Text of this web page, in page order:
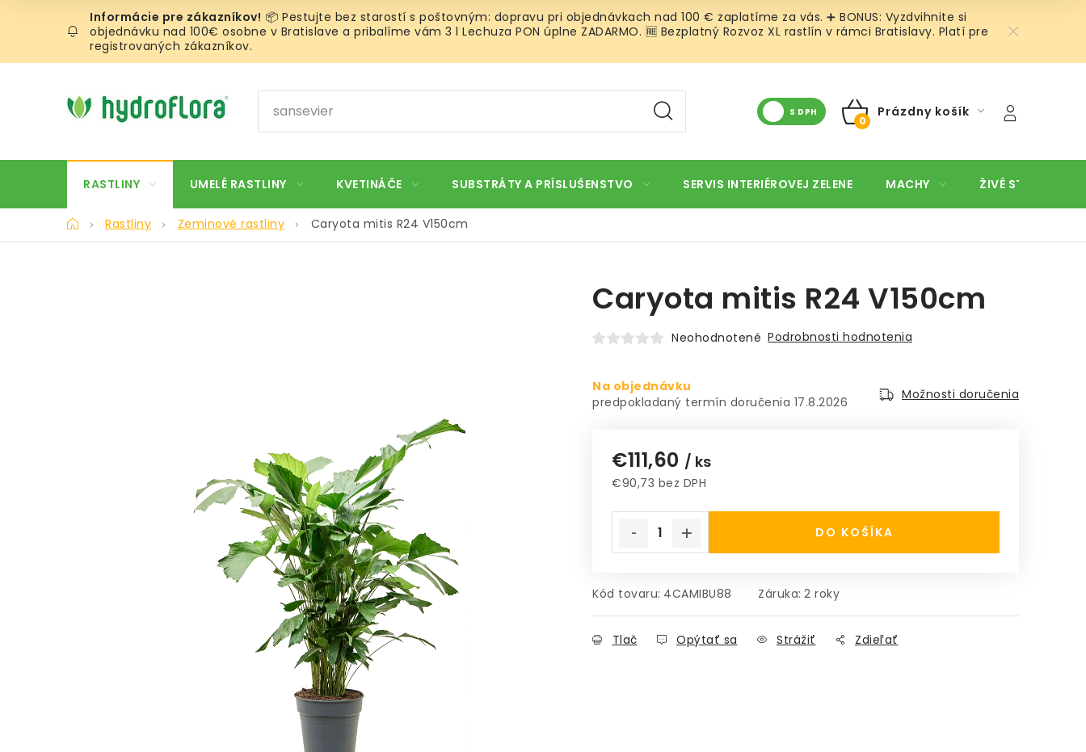
📦 Pestujte bez starostí s poštovným: dopravu pri objednávkach nad 100 € zaplatíme za vás. ➕ BONUS: Vyzdvihnite si
objednávku nad 100€ osobne v Bratislave a pribalíme vám 3 l Lechuza PON úplne ZADARMO. 🆓 Bezplatný Rozvoz XL rastlín v rámci Bratislavy. Platí pre
registrovaných zákazníkov.
S DPH
NÁKUPNÝ
Prázdny košík
RASTLINY UMELÉ RASTLINY KVETINÁČE SUBSTRÁTY A PRÍSLUŠENSTVO SERVIS INTERIÉROVEJ ZELENE MACHY ŽIVÉ STENY
DomovRastliny Zeminové rastliny Caryota mitis R24 V150cm
Caryota mitis R24 V150cm
Neohodnotené Podrobnosti hodnotenia
Na objednávku
17.8.2026
Možnosti doručenia
€111,60 / ks
€90,73 bez DPH
DO KOŠÍKA
Kód tovaru: 4CAMIBU88 Záruka: 2 roky
Tlač Opýtať sa Strážiť Zdieľať